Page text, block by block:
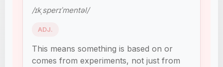
/ɪkˌsperɪˈmentəl/
ADJ.
This means something is based on or
comes from experiments, not just from